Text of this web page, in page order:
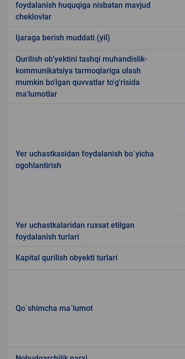
foydalanish huquqiga nisbatan mavjud
cheklovlar
Ijaraga berish muddati (yil)
Qurilish ob'yektini tashqi muhandislik-
kommunikatsiya tarmoqlariga ulash
mumkin bo'lgan quvvatlar to'g'risida
ma'lumotlar
Yer uchastkasidan foydalanish bo`yicha
ogohlantirish
Yer uchastkalaridan ruxsat etilgan
foydalanish turlari
Kapital qurilish obyekti turlari
Qo`shimcha ma`lumot